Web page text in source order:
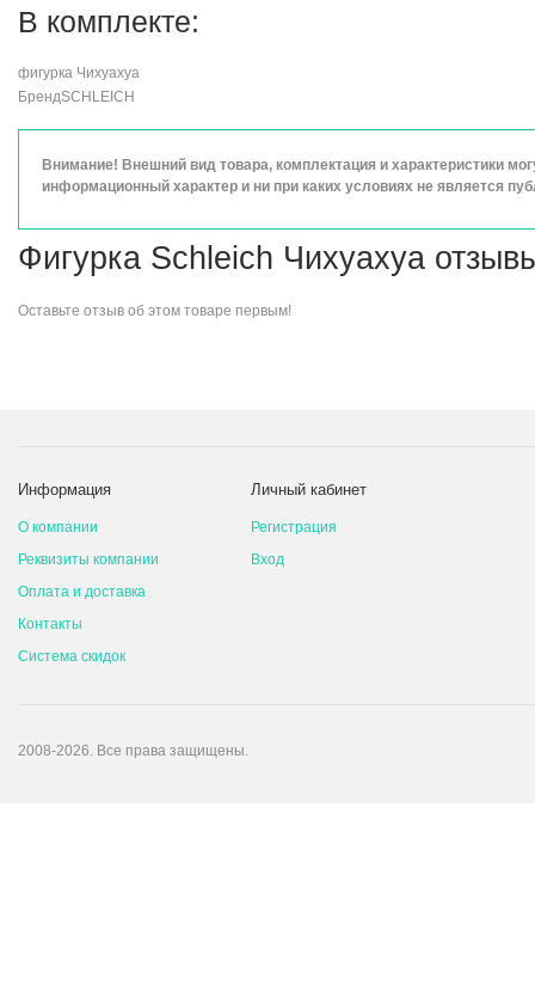
В комплекте:
фигурка Чихуахуа
БрендSCHLEICH
Внимание! Внешний вид товара, комплектация и характеристики
информационный характер и ни при каких условиях не является
Фигурка Schleich Чихуахуа
Оставьте отзыв об этом товаре первым!
Информация
О компании
Реквизиты компании
Оплата и доставка
Контакты
Система скидок
Личный кабинет
Регистрация
Вход
2008-2026. Все права защищены.